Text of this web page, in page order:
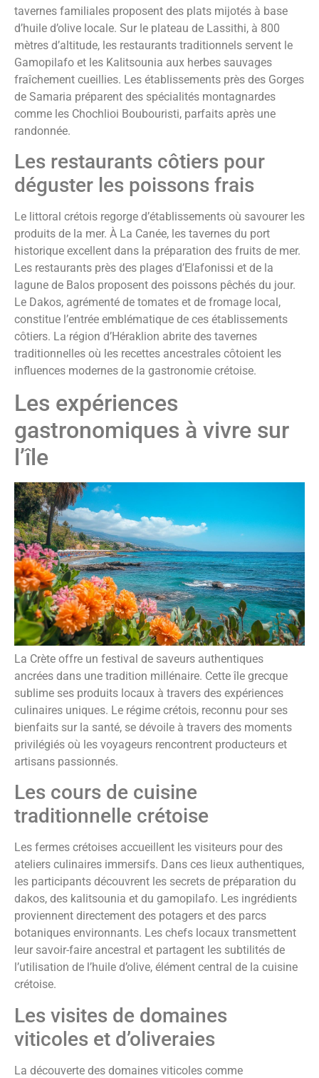
tavernes familiales proposent des plats mijotés à base
d’huile d’olive locale. Sur le plateau de Lassithi, à 800
mètres d’altitude, les restaurants traditionnels servent le
Gamopilafo et les Kalitsounia aux herbes sauvages
fraîchement cueillies. Les établissements près des Gorges
de Samaria préparent des spécialités montagnardes
comme les Chochlioi Boubouristi, parfaits après une
randonnée.
Les restaurants côtiers pour
déguster les poissons frais
Le littoral crétois regorge d’établissements où savourer les
produits de la mer. À La Canée, les tavernes du port
historique excellent dans la préparation des fruits de mer.
Les restaurants près des plages d’Elafonissi et de la
lagune de Balos proposent des poissons pêchés du jour.
Le Dakos, agrémenté de tomates et de fromage local,
constitue l’entrée emblématique de ces établissements
côtiers. La région d’Héraklion abrite des tavernes
traditionnelles où les recettes ancestrales côtoient les
influences modernes de la gastronomie crétoise.
Les expériences
gastronomiques à vivre sur
l’île
La Crète offre un festival de saveurs authentiques
ancrées dans une tradition millénaire. Cette île grecque
sublime ses produits locaux à travers des expériences
culinaires uniques. Le régime crétois, reconnu pour ses
bienfaits sur la santé, se dévoile à travers des moments
privilégiés où les voyageurs rencontrent producteurs et
artisans passionnés.
Les cours de cuisine
traditionnelle crétoise
Les fermes crétoises accueillent les visiteurs pour des
ateliers culinaires immersifs. Dans ces lieux authentiques,
les participants découvrent les secrets de préparation du
dakos, des kalitsounia et du gamopilafo. Les ingrédients
proviennent directement des potagers et des parcs
botaniques environnants. Les chefs locaux transmettent
leur savoir-faire ancestral et partagent les subtilités de
l’utilisation de l’huile d’olive, élément central de la cuisine
crétoise.
Les visites de domaines
viticoles et d’oliveraies
La découverte des domaines viticoles comme